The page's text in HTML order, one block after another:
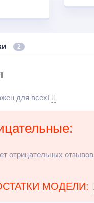
2
для всех!
отрицательных отзывов.
МОДЕЛИ: